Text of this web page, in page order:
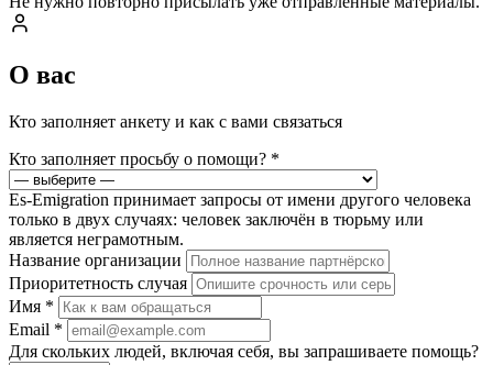
О вас
Кто заполняет анкету и как с вами связаться
Кто заполняет просьбу о помощи? *
Es-Emigration принимает запросы от имени другого человека
только в двух случаях: человек заключён в тюрьму или
является неграмотным.
Название организации
Приоритетность случая
Имя *
Email *
Для скольких людей, включая себя, вы запрашиваете помощь?